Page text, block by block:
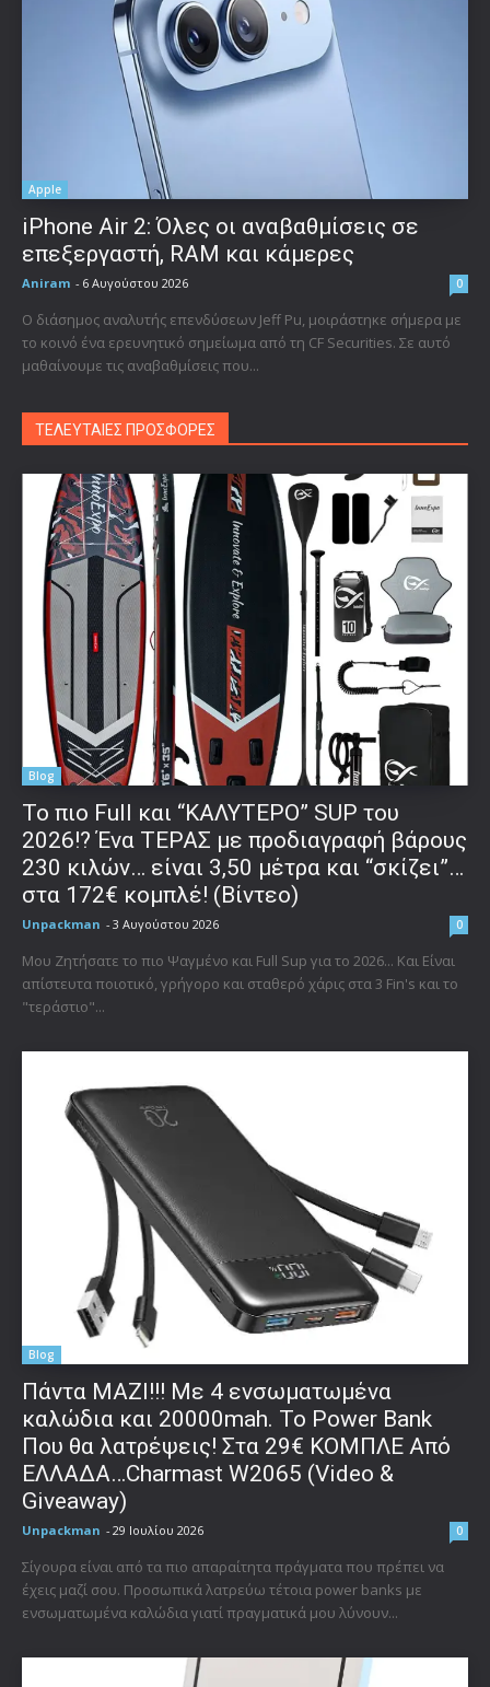
Apple
iPhone Air 2: Όλες οι αναβαθμίσεις σε
επεξεργαστή, RAM και κάμερες
Aniram - 6 Αυγούστου 2026 0
Ο διάσημος αναλυτής επενδύσεων Jeff Pu, μοιράστηκε σήμερα με
το κοινό ένα ερευνητικό σημείωμα από τη CF Securities. Σε αυτό
μαθαίνουμε τις αναβαθμίσεις που...
ΤΕΛΕΥΤΑΙΕΣ ΠΡΟΣΦΟΡΕΣ
Blog
To πιο Full και “ΚΑΛΥΤΕΡΟ” SUP του
2026!? Ένα ΤΕΡΑΣ με προδιαγραφή βάρους
230 κιλών… είναι 3,50 μέτρα και “σκίζει”…
στα 172€ κομπλέ! (Βίντεο)
Unpackman - 3 Αυγούστου 2026 0
Μου Ζητήσατε το πιο Ψαγμένο και Full Sup για το 2026... Και Είναι
απίστευτα ποιοτικό, γρήγορο και σταθερό χάρις στα 3 Fin's και το
"τεράστιο"...
Blog
Πάντα ΜΑΖΙ!!! Με 4 ενσωματωμένα
καλώδια και 20000mah. Το Power Bank
Που θα λατρέψεις! Στα 29€ ΚΟΜΠΛΕ Από
ΕΛΛΑΔΑ…Charmast W2065 (Video &
Giveaway)
Unpackman - 29 Ιουλίου 2026 0
Σίγουρα είναι από τα πιο απαραίτητα πράγματα που πρέπει να
έχεις μαζί σου. Προσωπικά λατρεύω τέτοια power banks με
ενσωματωμένα καλώδια γιατί πραγματικά μου λύνουν...